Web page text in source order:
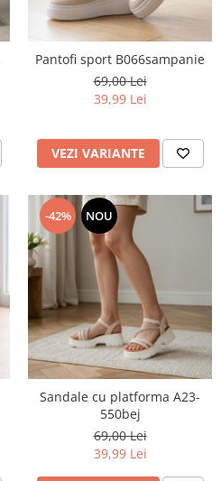
Pantofi sport B066sampanie
69,00 Lei
39,99 Lei
VEZI VARIANTE
-42% NOU
Sandale cu platforma A23-
550bej
69,00 Lei
39,99 Lei